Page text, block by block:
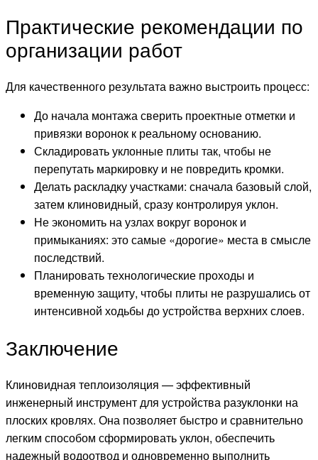
Практические рекомендации по
организации работ
Для качественного результата важно выстроить процесс:
До начала монтажа сверить проектные отметки и
привязки воронок к реальному основанию.
Складировать уклонные плиты так, чтобы не
перепутать маркировку и не повредить кромки.
Делать раскладку участками: сначала базовый слой,
затем клиновидный, сразу контролируя уклон.
Не экономить на узлах вокруг воронок и
примыканиях: это самые «дорогие» места в смысле
последствий.
Планировать технологические проходы и
временную защиту, чтобы плиты не разрушались от
интенсивной ходьбы до устройства верхних слоев.
Заключение
Клиновидная теплоизоляция — эффективный
инженерный инструмент для устройства разуклонки на
плоских кровлях. Она позволяет быстро и сравнительно
легким способом сформировать уклон, обеспечить
надежный водоотвод и одновременно выполнить